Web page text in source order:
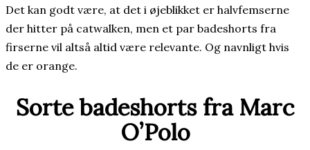
Det kan godt være, at det i øjeblikket er halvfemserne
der hitter på catwalken, men et par badeshorts fra
firserne vil altså altid være relevante. Og navnligt hvis
de er orange.
Sorte badeshorts fra Marc
O’Polo